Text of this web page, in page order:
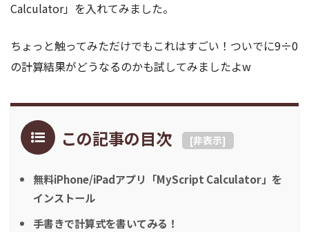
Calculator」を入れてみました。
ちょっと触ってみただけでもこれはすごい！ついでに9÷0
の計算結果がどうなるのかも試してみましたよw
この記事の目次 [非表示]
無料iPhone/iPadアプリ「MyScript Calculator」を
インストール
手書きで計算式を書いてみる！